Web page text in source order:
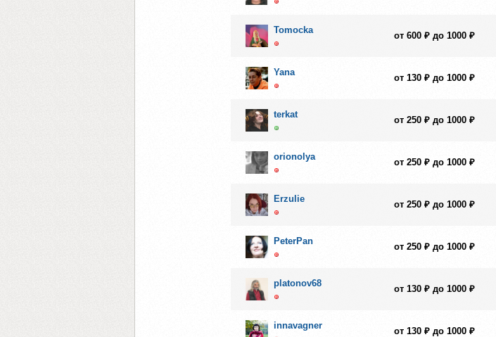
Tomocka
от 600 ₽ до 1000 ₽
Yana
от 130 ₽ до 1000 ₽
terkat
от 250 ₽ до 1000 ₽
orionolya
от 250 ₽ до 1000 ₽
Erzulie
от 250 ₽ до 1000 ₽
PeterPan
от 250 ₽ до 1000 ₽
platonov68
от 130 ₽ до 1000 ₽
innavagner
от 130 ₽ до 1000 ₽